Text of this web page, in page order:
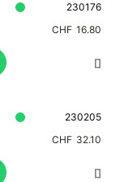
230176
CHF 16.80
230205
CHF 32.10